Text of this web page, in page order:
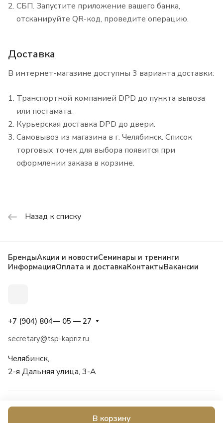
В корзину
СБП. Запустите приложение вашего банка,
отсканируйте QR-код, проведите операцию.
Доставка
В интернет-магазине доступны 3 варианта доставки:
Транспортной компанией DPD до пункта вывоза
или постамата.
Курьерская доставка DPD до двери.
Самовывоз из магазина в г. Челябинск. Список
торговых точек для выбора появится при
оформлении заказа в корзине.
Назад к списку
БрендыАкции и новостиСеминары и тренинги
ИнформацияОплата и доставкаКонтактыВакансии
+7 (904) 804— 05 — 27
secretary@tsp-kapriz.ru
Челябинск,
2-я Дальняя улица, 3-А
© 2026 Каприз, косметика, бытовая химия, товары для дома и
сада, оснащение салонов красоты.